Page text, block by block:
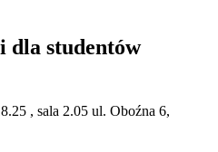
dla studentów
, sala 2.05 ul. Oboźna 6,